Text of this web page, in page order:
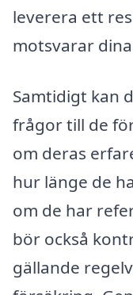
leverera ett
motsvarar
Samtidigt kan
frågor till de
om deras
hur länge de
om de har
bör också
gällande